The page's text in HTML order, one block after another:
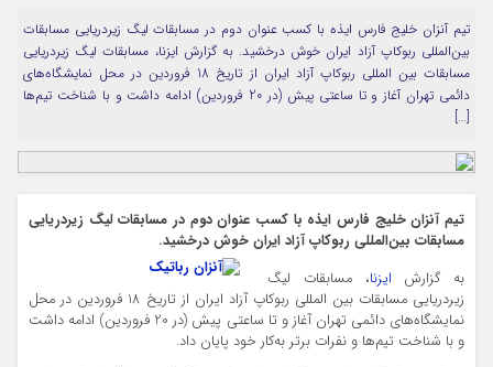
مرا به خاطر بسپار
تیم آنزان خلیج فارس ایذه با کسب عنوان دوم در مسابقات لیگ زیردریایی مسابقات
بین‌المللی ربوکاپ آزاد ایران خوش درخشید. به گزارش ایزنا، مسابقات لیگ زیردریایی
مسابقات بین المللی ربوکاپ آزاد ایران از تاریخ 18 فروردین در محل نمایشگاه‌های
دائمی تهران آغاز و تا ساعتی پیش (در 20 فروردین) ادامه داشت و با شناخت تیم‌ها
[…]
تیم آنزان خلیج فارس ایذه با کسب عنوان دوم در مسابقات لیگ زیردریایی
مسابقات بین‌المللی ربوکاپ آزاد ایران خوش درخشید.
به گزارش ایزنا، مسابقات لیگ
زیردریایی مسابقات بین المللی ربوکاپ آزاد ایران از تاریخ 18 فروردین در محل
نمایشگاه‌های دائمی تهران آغاز و تا ساعتی پیش (در 20 فروردین) ادامه داشت
و با شناخت تیم‌ها و نفرات برتر به‌کار خود پایان داد.